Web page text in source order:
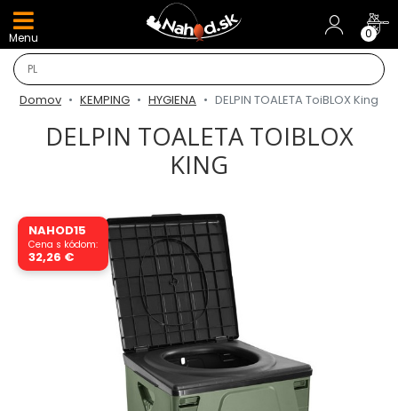
Menu 0
Domov KEMPING HYGIENA DELPIN TOALETA ToiBLOX King
DELPIN TOALETA TOIBLOX
KING
NAHOD15
Cena s kódom:
32,26 €
DARČEKY A AKCIE
AKCIA 1+1
AKCIOVÝ CAMPING
KAPROVÉ PRÚTY